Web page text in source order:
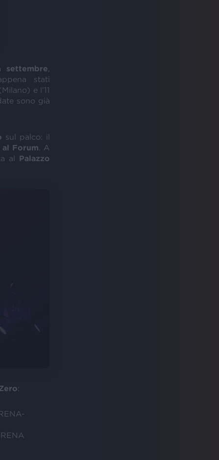
settembre
stati
e l’11
sono già
sul palco: il
Forum . A
al Palazzo
: